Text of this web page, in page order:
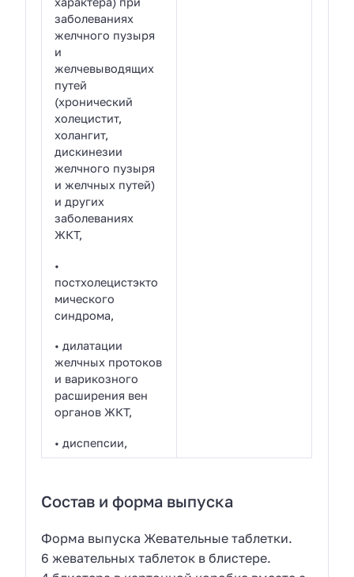
заболеваниях
желчного пузыря
и
желчевыводящих
путей
(хронический
холецистит,
холангит,
дискинезии
желчного пузыря
и желчных путей)
и других
заболеваниях
ЖКТ,
•
постхолецистэкто
мического
синдрома,
• дилатации
желчных протоков
и варикозного
расширения вен
органов ЖКТ,
• диспепсии,
Состав и форма выпуска
Форма выпуска Жевательные таблетки.
6 жевательных таблеток в блистере.